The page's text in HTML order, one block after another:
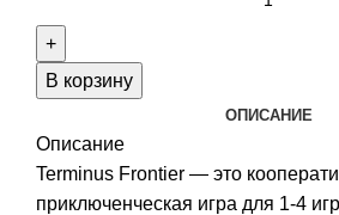
Terminus
Frontier
1-
я
часть
В корзину
ОПИСАНИЕ
Описание
Terminus Frontier — это
приключенческая игра для 1-4